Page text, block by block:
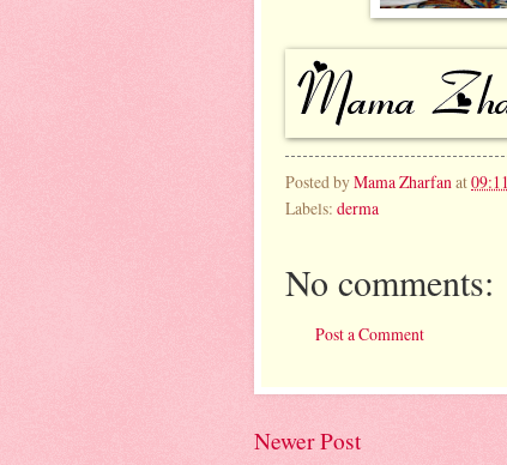
Posted byMama Zharfan at09:11
Labels: derma
No comments:
Post a Comment
Newer Post